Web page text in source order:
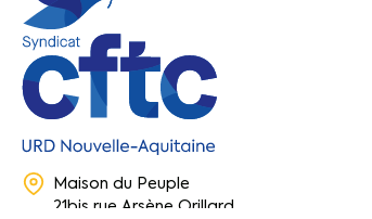
Maison du Peuple
21bis rue Arsène Orillard